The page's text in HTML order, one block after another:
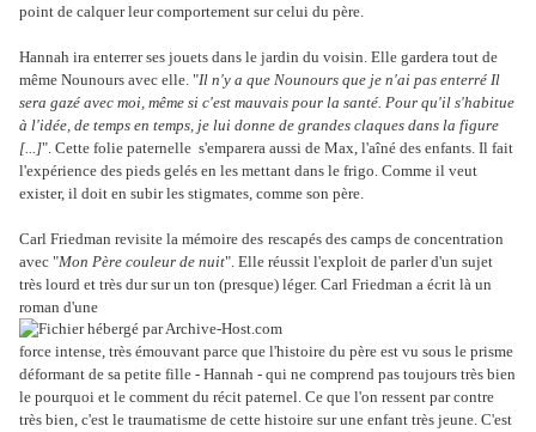
point de calquer leur comportement sur celui du père.
Hannah ira enterrer ses jouets dans le jardin du voisin. Elle gardera tout de
même Nounours avec elle. "Il n'y a que Nounours que je n'ai pas enterré Il
sera gazé avec moi, même si c'est mauvais pour la santé. Pour qu'il s'habitue
à l'idée, de temps en temps, je lui donne de grandes claques dans la figure
[...]". Cette folie paternelle s'emparera aussi de Max, l'aîné des enfants. Il fait
l'expérience des pieds gelés en les mettant dans le frigo. Comme il veut
exister, il doit en subir les stigmates, comme son père.
Carl Friedman revisite la mémoire des rescapés des camps de concentration
avec "Mon Père couleur de nuit". Elle réussit l'exploit de parler d'un sujet
très lourd et très dur sur un ton (presque) léger. Carl Friedman a écrit là un
roman d'une
force intense, très émouvant parce que l'histoire du père est vu sous le prisme
déformant de sa petite fille - Hannah - qui ne comprend pas toujours très bien
le pourquoi et le comment du récit paternel. Ce que l'on ressent par contre
très bien, c'est le traumatisme de cette histoire sur une enfant très jeune. C'est